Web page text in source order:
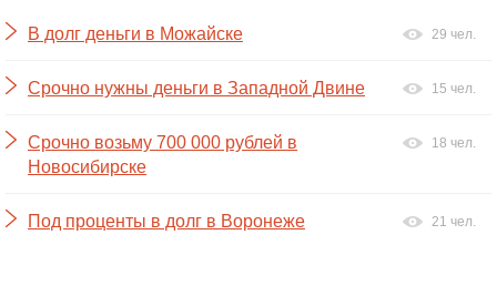
В долг деньги в Можайске 29 чел.
Срочно нужны деньги в Западной Двине 15 чел.
Срочно возьму 700 000 рублей в
Новосибирске
18 чел.
Под проценты в долг в Воронеже 21 чел.